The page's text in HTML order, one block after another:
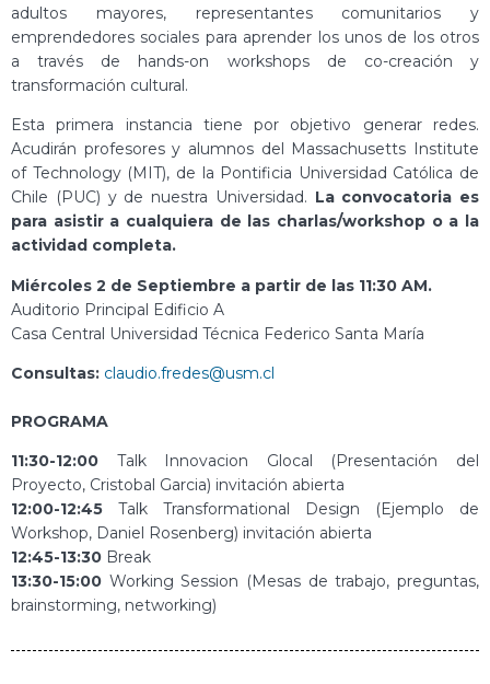
adultos mayores, representantes comunitarios y
emprendedores sociales para aprender los unos de los otros
a través de hands-on workshops de co-creación y
transformación cultural.
Esta primera instancia tiene por objetivo generar redes.
Acudirán profesores y alumnos del Massachusetts Institute
of Technology (MIT), de la Pontificia Universidad Católica de
Chile (PUC) y de nuestra Universidad. La convocatoria es
para asistir a cualquiera de las charlas/workshop o a la
actividad completa.
Miércoles 2 de Septiembre a partir de las 11:30 AM.
Auditorio Principal Edificio A
Casa Central Universidad Técnica Federico Santa María
Consultas: claudio.fredes@usm.cl
PROGRAMA
11:30-12:00 Talk Innovacion Glocal (Presentación del
Proyecto, Cristobal Garcia) invitación abierta
12:00-12:45 Talk Transformational Design (Ejemplo de
Workshop, Daniel Rosenberg) invitación abierta
12:45-13:30 Break
13:30-15:00 Working Session (Mesas de trabajo, preguntas,
brainstorming, networking)